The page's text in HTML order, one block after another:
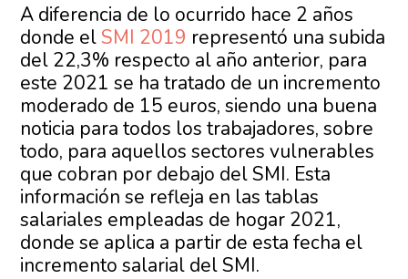
A diferencia de lo ocurrido hace 2 años
donde el SMI 2019 representó una subida
del 22,3% respecto al año anterior, para
este 2021 se ha tratado de un incremento
moderado de 15 euros, siendo una buena
noticia para todos los trabajadores, sobre
todo, para aquellos sectores vulnerables
que cobran por debajo del SMI. Esta
información se refleja en las tablas
salariales empleadas de hogar 2021,
donde se aplica a partir de esta fecha el
incremento salarial del SMI.